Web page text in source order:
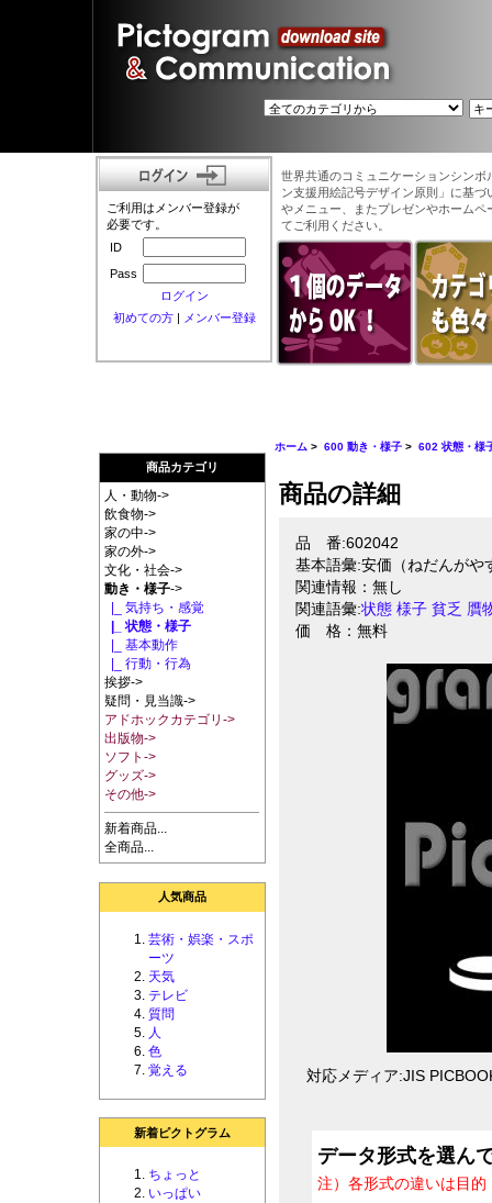
ご利用はメンバー登録が
必要です。
ID
Pass
ログイン
初めての方| メンバー登録
世界共通のコミュニケーションシン
ン支援用絵記号デザイン原則」に基
やメニュー、またプレゼンやホーム
てご利用ください。
商品カテゴリ
人・動物->
飲食物->
家の中->
家の外->
文化・社会->
動き・様子->
|_ 気持ち・感覚
|_ 状態・様子
|_ 基本動作
|_ 行動・行為
挨拶->
疑問・見当識->
アドホックカテゴリ->
出版物->
ソフト->
グッズ->
その他->
新着商品...
全商品...
人気商品
芸術・娯楽・スポ
ーツ
天気
テレビ
質問
人
色
覚える
新着ピクトグラム
ちょっと
いっぱい
ホーム >600 動き・様子 >602 状態・様
商品の詳細
品 番:602042
基本語彙:安価（ねだんがや
関連情報：無し
関連語彙:状態 様子 貧乏 贋
価 格：無料
対応メディア:JIS
データ形式を選ん
注）各形式の違いは目